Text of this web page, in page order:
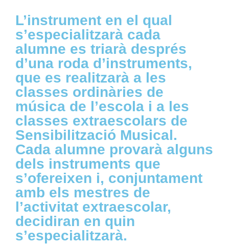
L’instrument en el qual
s’especialitzarà cada
alumne es triarà després
d’una roda d’instruments,
que es realitzarà a les
classes ordinàries de
música de l’escola i a les
classes extraescolars de
Sensibilització Musical.
Cada alumne provarà alguns
dels instruments que
s’ofereixen i, conjuntament
amb els mestres de
l’activitat extraescolar,
decidiran en quin
s’especialitzarà.